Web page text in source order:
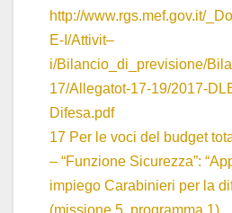
http://www.rgs.mef.gov.it/
E-I/Attivit–
i/Bilancio_di_previsione/
17/Allegatot-17-19/2017-
Difesa.pdf
17 Per le voci del budget
– “Funzione Sicurezza”:
impiego Carabinieri per la
(missione 5, programma 1)